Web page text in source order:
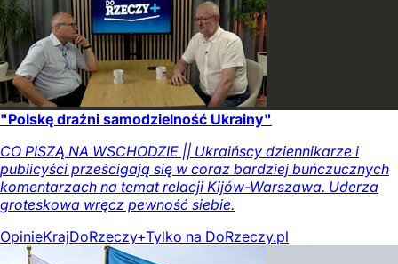
"Polskę drażni samodzielność Ukrainy"
CO PISZĄ NA WSCHODZIE || Ukraińscy dziennikarze i
publicyści prześcigają się w coraz bardziej buńczucznych
komentarzach na temat relacji Kijów-Warszawa. Uderza
groteskowa wręcz pewność siebie.
OpinieKrajDoRzeczy+Tylko na DoRzeczy.pl